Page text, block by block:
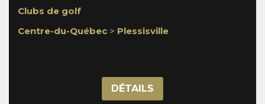
Clubs de golf
Centre-du-Québec > Plessisville
DÉTAILS